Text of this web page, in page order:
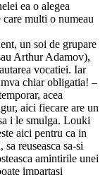
ea o alegea
multi o numeau
un soi de grupare
Arthur Adamov),
vocatiei. Iar
chiar obligatia! –
acea
aici fiecare are un
i le smulga. Louki
aici pentru ca in
reuseasca sa-si
amintirile unei
impartasi